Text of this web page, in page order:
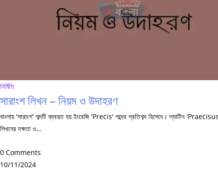
নির্মিতি
সারাংশ লিখন – নিয়ম ও উদাহরণ
বাংলায় 'সারাংশ' শব্দটি ব্যবহৃত হয় ইংরেজি 'Precis' শব্দের প্রতিশব্দ হিসেবে। ল্যাটিন
লিখনের দক্ষতা ও…
0 Comments
10/11/2024